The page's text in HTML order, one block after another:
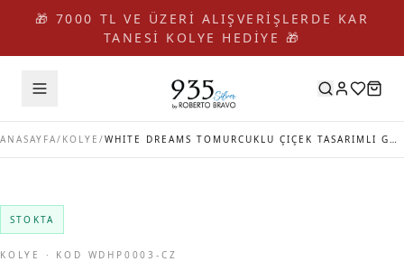
🎁 7000 TL VE ÜZERİ ALIŞVERİŞLERDE KAR
TANESİ KOLYE HEDİYE 🎁
ANASAYFA/ KOLYE / WHITE DREAMS TOMURCUKLU ÇIÇEK TASARIMLI GÜMÜŞ KOLYE
STOKTA
KOLYE · KOD WDHP0003-CZ